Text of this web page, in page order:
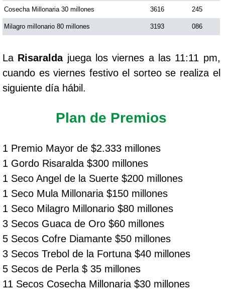
Cosecha Millonaria 30 millones 3616 245
Milagro millonario 80 millones 3193 086
La Risaraldajuega los viernes a las 11:11 pm,
cuando es viernes festivo el sorteo se realiza el
siguiente día hábil.
Plan de Premios
1 Premio Mayor de $2.333 millones
1 Gordo Risaralda $300 millones
1 Seco Angel de la Suerte $200 millones
1 Seco Mula Millonaria $150 millones
1 Seco Milagro Millonario $80 millones
3 Secos Guaca de Oro $60 millones
5 Secos Cofre Diamante $50 millones
3 Secos Trebol de la Fortuna $40 millones
5 Secos de Perla $ 35 millones
11 Secos Cosecha Millonaria $30 millones